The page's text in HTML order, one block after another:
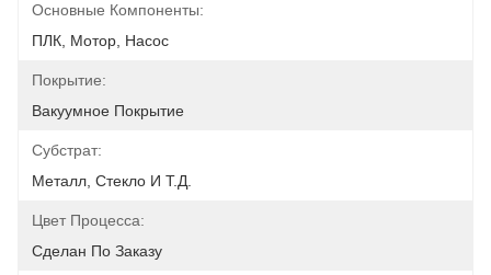
Основные Компоненты:
ПЛК, Мотор, Насос
Покрытие:
Вакуумное Покрытие
Субстрат:
Металл, Стекло И Т.д.
Цвет Процесса:
Сделан По Заказу